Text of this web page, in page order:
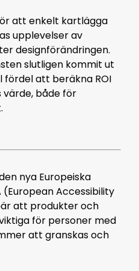
att enkelt kartlägga
upplevelser av
designförändringen.
slutligen kommit ut
att beräkna ROI
både för
nya Europeiska
Accessibility
att produkter och
för personer med
att granskas och